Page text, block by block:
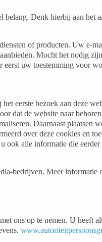
Denk hierbij aan
of producten. Uw e-
Mocht het nodig
eerst uw toestemming voor
eerste bezoek aan deze
dat de website naar
Daarnaast plaatsen
over deze cookies en
ook alle informatie die
bedrijven. Meer
ons op te nemen. U heeft